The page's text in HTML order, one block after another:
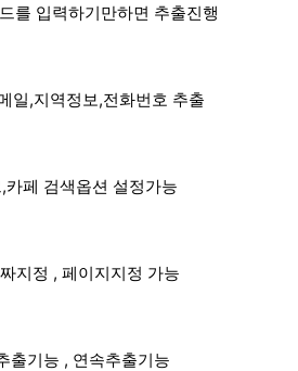
를 입력하기만하면 추출진행
일,지역정보,전화번호 추출
카페 검색옵션 설정가능
지정 , 페이지지정 가능
출기능 , 연속추출기능